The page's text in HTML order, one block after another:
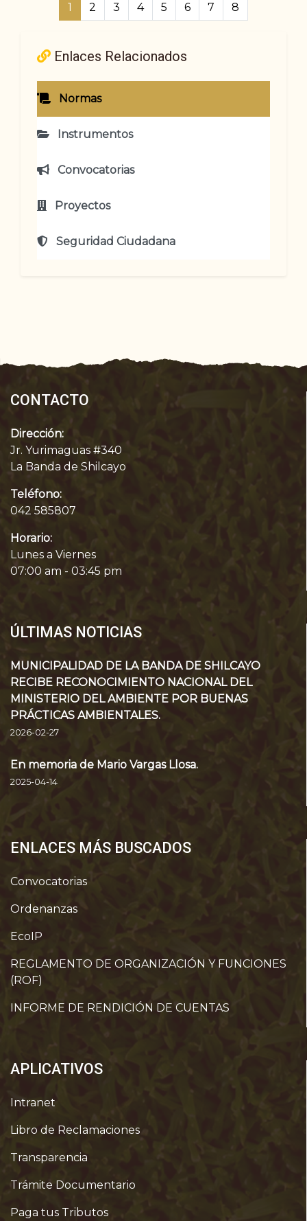
1 2 3 4 5 6 7 8
Enlaces Relacionados
Normas
Instrumentos
Convocatorias
Proyectos
Seguridad Ciudadana
CONTACTO
Dirección:
Jr. Yurimaguas #340
La Banda de Shilcayo
Teléfono:
042 585807
Horario:
Lunes a Viernes
07:00 am - 03:45 pm
ÚLTIMAS NOTICIAS
MUNICIPALIDAD DE LA BANDA DE SHILCAYO
RECIBE RECONOCIMIENTO NACIONAL DEL
MINISTERIO DEL AMBIENTE POR BUENAS
PRÁCTICAS AMBIENTALES.
2026-02-27
En memoria de Mario Vargas Llosa.
2025-04-14
ENLACES MÁS BUSCADOS
Convocatorias
Ordenanzas
EcoIP
REGLAMENTO DE ORGANIZACIÓN Y FUNCIONES
(ROF)
INFORME DE RENDICIÓN DE CUENTAS
APLICATIVOS
Intranet
Libro de Reclamaciones
Transparencia
Trámite Documentario
Paga tus Tributos